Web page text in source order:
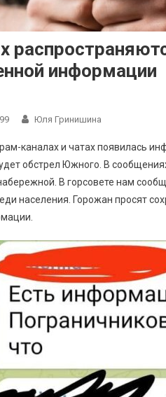
информации
Юля Гринишина
каналах и чатах появилась
обстрел Южного. В
В горсовете нам
населения. Горожан просят